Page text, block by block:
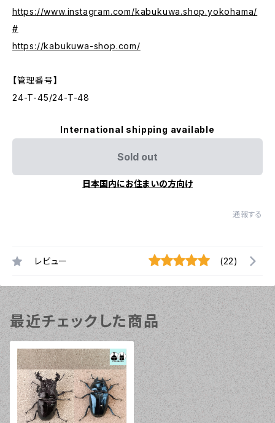
https://www.instagram.com/kabukuwa.shop.yokohama/
#
https://kabukuwa-shop.com/
【管理番号】
24-T-45/24-T-48
International shipping available
Sold out
日本国内にお住まいの方向け
通報する
レビュー (22)
最近チェックした商品